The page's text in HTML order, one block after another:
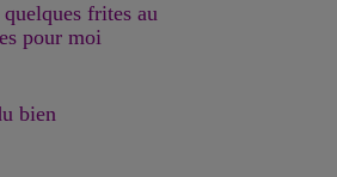
frites au
pour moi
bien